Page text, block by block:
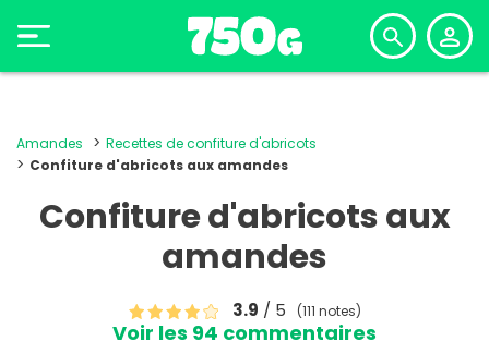
Amandes
Recettes de confiture d'abricots
Confiture d'abricots aux amandes
Confiture d'abricots aux
amandes
3.9 / 5 (111 notes)
Voir les 94 commentaires